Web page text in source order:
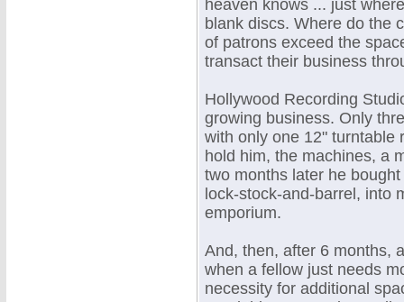
heaven knows ... just
blank discs. Where do the
of patrons exceed the
transact their business
Hollywood Recording
growing business. Only
with only one 12" turntable
hold him, the machines, a
two months later he
lock-stock-and-barrel, into
emporium.
And, then, after 6 months,
when a fellow just needs
necessity for additional